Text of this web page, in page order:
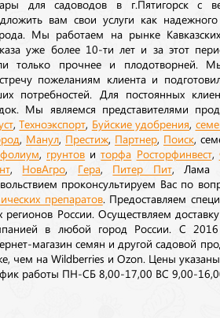
для садоводов в г.Пятигорск с
вам свои услуги как
Мы работаем на рынке
уже более 10-ти лет и за этот
только прочнее и плодотворней.
пожеланиям клиента и
потребностей. Для постоянных
Мы являемся представителями
,Техноэкспорт Буйские удобрения
Манул Престиж Партнер Поиск ,
грунтов иторфа Росторфинвест,
НовАгро Гера, Питер Пит, Лама
проконсультируем Вас по
препаратов. Предоставляем
регионов России. Осуществляем
в любой город России. С
магазин семян и другой садовой
чем на Wildberries и Ozon. Цены указаны
работы ПН-СБ 8,00-17,00 ВС 9,00-